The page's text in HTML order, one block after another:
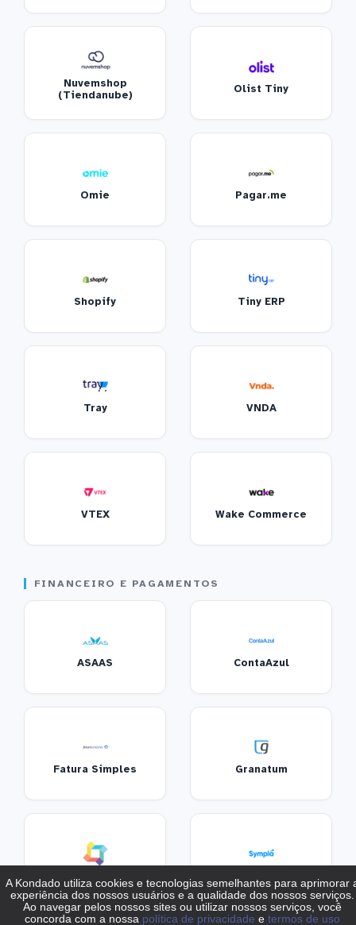
Nuvemshop
(Tiendanube)
Olist Tiny
Omie Pagar.me
Shopify Tiny ERP
Tray VNDA
VTEX Wake Commerce
FINANCEIRO E PAGAMENTOS
ASAAS ContaAzul
Fatura Simples Granatum
Superlogica